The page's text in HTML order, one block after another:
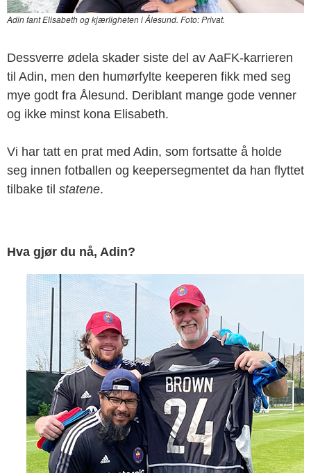
Adin fant Elisabeth og kjærligheten i Ålesund. Foto: Privat.
Dessverre ødela skader siste del av AaFK-karrieren
til Adin, men den humørfylte keeperen fikk med seg
mye godt fra Ålesund. Deriblant mange gode venner
og ikke minst kona Elisabeth.
Vi har tatt en prat med Adin, som fortsatte å holde
seg innen fotballen og keepersegmentet da han flyttet
tilbake til statene.
Hva gjør du nå, Adin?